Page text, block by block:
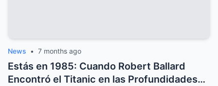
News • 7 months ago
Estás en 1985: Cuando Robert Ballard
Encontró el Titanic en las Profundidades